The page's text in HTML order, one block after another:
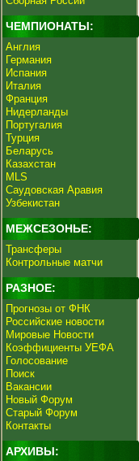
ЧЕМПИОНАТЫ:
Англия
Германия
Испания
Италия
Франция
Нидерланды
Португалия
Турция
Беларусь
Казахстан
MLS
Саудовская Аравия
Узбекистан
МЕЖСЕЗОНЬЕ:
Трансферы
Контрольные матчи
РАЗНОЕ:
Прогнозы от ФНК
Российские новости
Мировые Новости
Коэффициенты УЕФА
Голосование
Поиск
Вакансии
Новый Форум
Старый Форум
Контакты
АРХИВЫ: